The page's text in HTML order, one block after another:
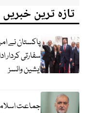
تازہ ترین خبریں
پاکستان نے
سفارتی کردار
ایشین وائسز